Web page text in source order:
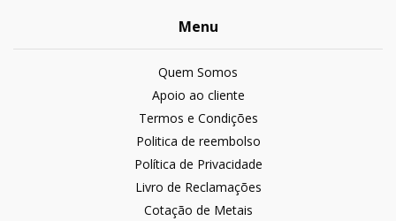
Menu
Quem Somos
Apoio ao cliente
Termos e Condições
Politica de reembolso
Política de Privacidade
Livro de Reclamações
Cotação de Metais